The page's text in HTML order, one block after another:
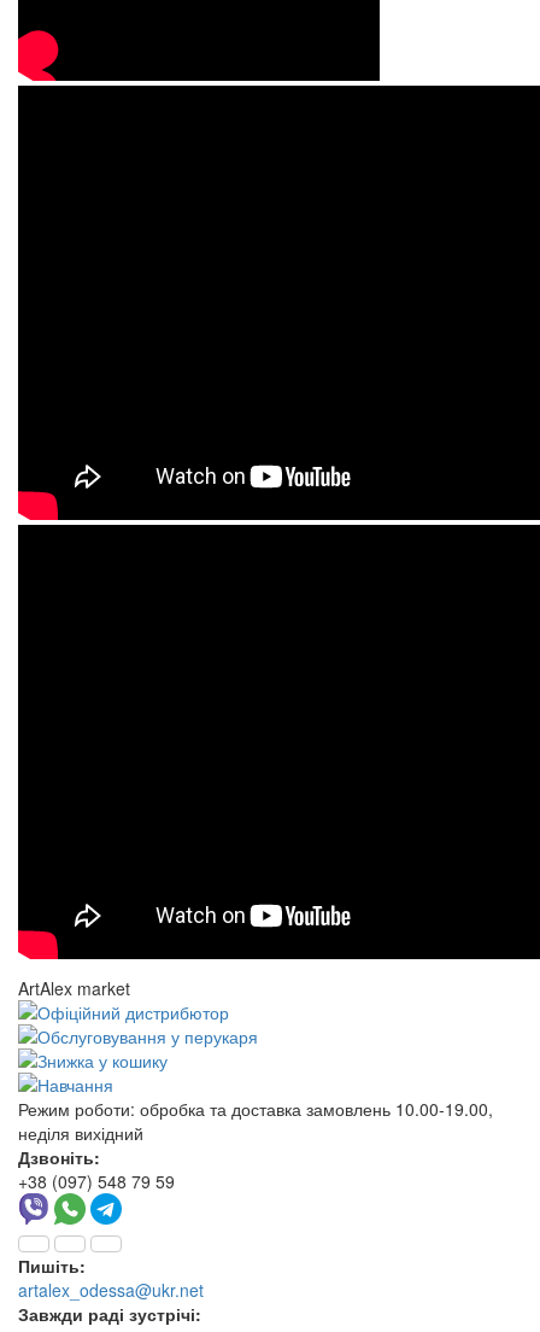
ArtAlex market
Режим роботи: обробка та доставка замовлень 10.00-19.00,
неділя вихідний
Дзвоніть:
+38 (097) 548 79 59
Пишіть:
artalex_odessa@ukr.net
Завжди раді зустрічі: